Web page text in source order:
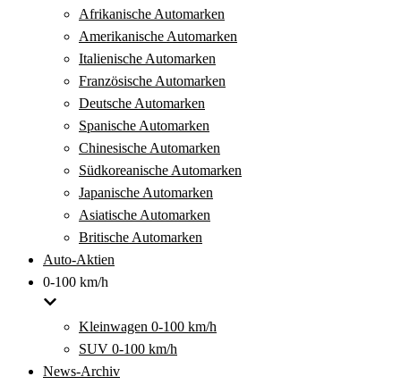
Afrikanische Automarken
Amerikanische Automarken
Italienische Automarken
Französische Automarken
Deutsche Automarken
Spanische Automarken
Chinesische Automarken
Südkoreanische Automarken
Japanische Automarken
Asiatische Automarken
Britische Automarken
Auto-Aktien
0-100 km/h
Kleinwagen 0-100 km/h
SUV 0-100 km/h
News-Archiv